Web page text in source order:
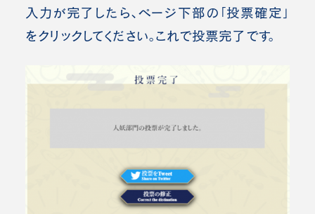
入力が完了したら、ページ下部の「投票確定」
をクリックしてください。これで投票完了です。